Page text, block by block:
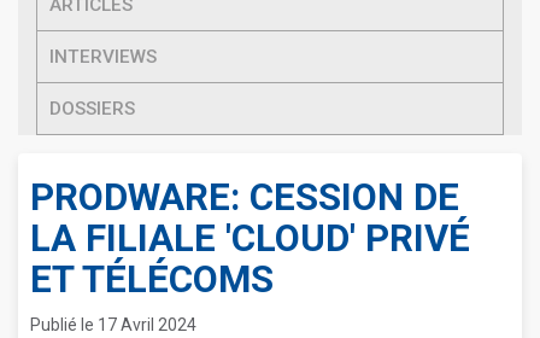
ARTICLES
INTERVIEWS
DOSSIERS
PRODWARE: CESSION DE
LA FILIALE 'CLOUD' PRIVÉ
ET TÉLÉCOMS
Publié le 17 Avril 2024